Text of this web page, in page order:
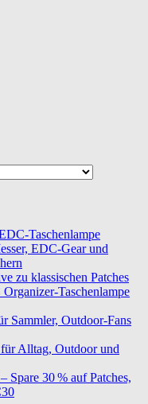
Taschenlampe
EDC-Gear und
zu klassischen Patches
Taschenlampe
Sammler, Outdoor-Fans
Alltag, Outdoor und
30 % auf Patches,